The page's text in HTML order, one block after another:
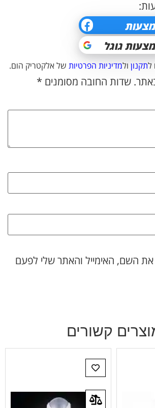
לתקנון ולמדיניות הפרטיות של אלקטריק הום.
שדות החובה מסומנים *
השם, האימייל והאתר שלי לפעם
קשורים